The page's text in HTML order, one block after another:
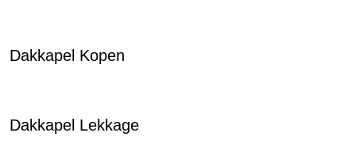
Dakkapel Kopen
Dakkapel Lekkage